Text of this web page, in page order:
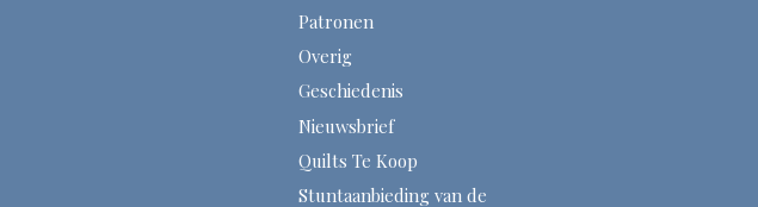
Patronen
Overig
Geschiedenis
Nieuwsbrief
Quilts Te Koop
Stuntaanbieding van de